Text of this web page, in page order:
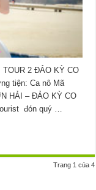
2 ĐẢO KỲ CO
tiện: Ca nô Mã
HẢI – ĐẢO KỲ CO
đón quý …
Trang 1 của 4